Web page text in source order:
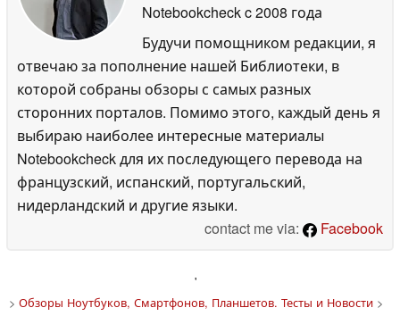
Notebookcheckc 2008 года
Будучи помощником редакции, я
отвечаю за пополнение нашей Библиотеки, в
которой собраны обзоры с самых разных
сторонних порталов. Помимо этого, каждый день я
выбираю наиболее интересные материалы
Notebookcheck для их последующего перевода на
французский, испанский, португальский,
нидерландский и другие языки.
contact me via:
Facebook
'
> Обзоры Ноутбуков, Смартфонов, Планшетов. Тесты и Новости>